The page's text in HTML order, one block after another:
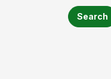
Search